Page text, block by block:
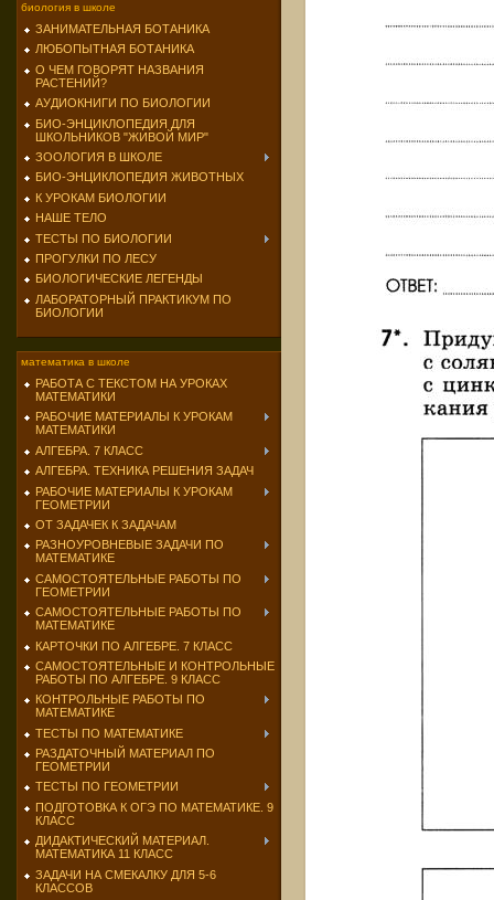
биология в школе
ЗАНИМАТЕЛЬНАЯ БОТАНИКА
ЛЮБОПЫТНАЯ БОТАНИКА
О ЧЕМ ГОВОРЯТ НАЗВАНИЯ
РАСТЕНИЙ?
АУДИОКНИГИ ПО БИОЛОГИИ
БИО-ЭНЦИКЛОПЕДИЯ ДЛЯ
ШКОЛЬНИКОВ "ЖИВОЙ МИР"
ЗООЛОГИЯ В ШКОЛЕ
БИО-ЭНЦИКЛОПЕДИЯ ЖИВОТНЫХ
К УРОКАМ БИОЛОГИИ
НАШЕ ТЕЛО
ТЕСТЫ ПО БИОЛОГИИ
ПРОГУЛКИ ПО ЛЕСУ
БИОЛОГИЧЕСКИЕ ЛЕГЕНДЫ
ЛАБОРАТОРНЫЙ ПРАКТИКУМ ПО
БИОЛОГИИ
математика в школе
РАБОТА С ТЕКСТОМ НА УРОКАХ
МАТЕМАТИКИ
РАБОЧИЕ МАТЕРИАЛЫ К УРОКАМ
МАТЕМАТИКИ
АЛГЕБРА. 7 КЛАСС
АЛГЕБРА. ТЕХНИКА РЕШЕНИЯ ЗАДАЧ
РАБОЧИЕ МАТЕРИАЛЫ К УРОКАМ
ГЕОМЕТРИИ
ОТ ЗАДАЧЕК К ЗАДАЧАМ
РАЗНОУРОВНЕВЫЕ ЗАДАЧИ ПО
МАТЕМАТИКЕ
САМОСТОЯТЕЛЬНЫЕ РАБОТЫ ПО
ГЕОМЕТРИИ
САМОСТОЯТЕЛЬНЫЕ РАБОТЫ ПО
МАТЕМАТИКЕ
КАРТОЧКИ ПО АЛГЕБРЕ. 7 КЛАСС
САМОСТОЯТЕЛЬНЫЕ И КОНТРОЛЬНЫЕ
РАБОТЫ ПО АЛГЕБРЕ. 9 КЛАСС
КОНТРОЛЬНЫЕ РАБОТЫ ПО
МАТЕМАТИКЕ
ТЕСТЫ ПО МАТЕМАТИКЕ
РАЗДАТОЧНЫЙ МАТЕРИАЛ ПО
ГЕОМЕТРИИ
ТЕСТЫ ПО ГЕОМЕТРИИ
ПОДГОТОВКА К ОГЭ ПО МАТЕМАТИКЕ. 9
КЛАСС
ДИДАКТИЧЕСКИЙ МАТЕРИАЛ.
МАТЕМАТИКА 11 КЛАСС
ЗАДАЧИ НА СМЕКАЛКУ ДЛЯ 5-6
КЛАССОВ